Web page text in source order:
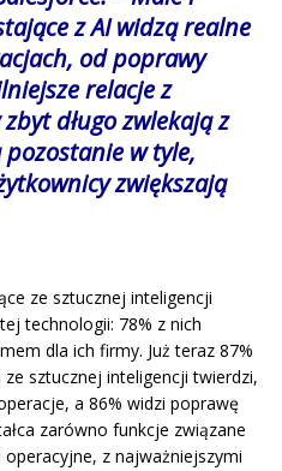
z AI widzą realne
od poprawy
relacje z
długo zwlekają z
w tyle,
zwiększają
ze sztucznej inteligencji
technologii: 78% z nich
dla ich firmy. Już teraz 87%
sztucznej inteligencji twierdzi,
a 86% widzi poprawę
zarówno funkcje związane
z najważniejszymi